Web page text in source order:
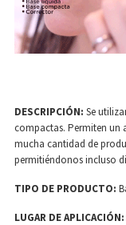
DESCRIPCIÓN: Se
compactas. Permiten un
mucha cantidad de
permitiéndonos incluso
TIPO DE PRODUCTO:
LUGAR DE APLICACIÓN: